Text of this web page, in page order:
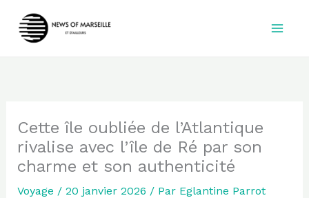
Cette île oubliée de l’Atlantique
rivalise avec l’île de Ré par son
charme et son authenticité
Voyage / 20 janvier 2026 / Par Eglantine Parrot